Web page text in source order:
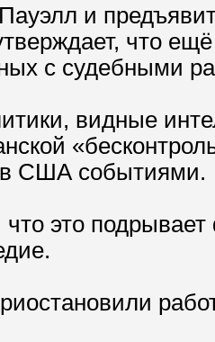
и
что
с судебными
видные
США событиями.
это